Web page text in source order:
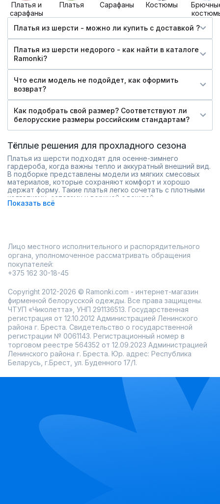
Платья и
сарафаны
Платья Сарафаны Костюмы
Платья из шерсти - можно ли купить c доставкой ?
Платья из шерсти недорого - как найти в каталоге
Ramonki?
Что если модель не подойдет, как оформить
возврат?
Как подобрать свой размер? Соответствуют ли
белорусские размеры российским стандартам?
Тёплые решения для прохладного сезона
Платья из шерсти подходят для осенне-зимнего
гардероба, когда важны тепло и аккуратный внешний вид.
В подборке представлены модели из мягких смесовых
материалов, которые сохраняют комфорт и хорошо
держат форму. Такие платья легко сочетать с плотными
колготками, сапогами и верхней одеждой.
Фасоны ориентированы на практичность: прямой крой,
плотные ткани для прохладной погоды;
универсальные силуэты;
актуальные сезонные оттенки;
широкий ассортимент моделей.
быстрая доставка и примерка перед покупкой делают
выбор более удобным.
Показать всё
Лицо местного исполнительного и распорядительного
органа, уполномоченное рассматривать обращения
покупателей:
+375 162 30-18-45
Copyright 2012-2026 © Ramonki.com - интернет-магазин
фирменной белорусской одежды. Все права защищены.
ЧТУП «Чиколетта», УНП 291136513. Государственная
регистрация от 12.10.2012 Администрацией Ленинского
района г. Бреста. Свидетельство о государственной
регистрации № 0061143. Регистрационный номер в
торговом реестре 564352 от 12.09.2023 Администрацией
Ленинского района г. Бреста. Юр. адрес: Республика
Беларусь, г.Брест, ул. Буденного 17/1.